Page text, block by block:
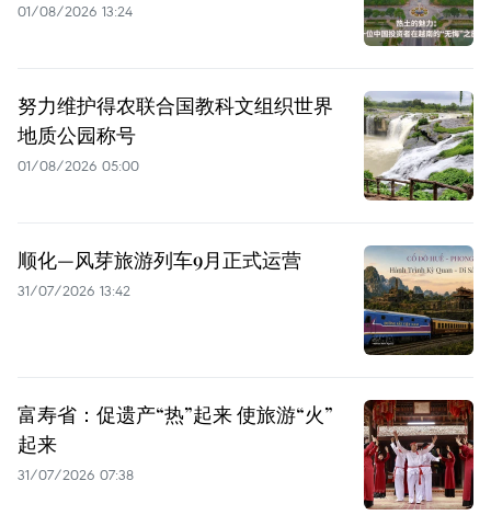
01/08/2026 13:24
努力维护得农联合国教科文组织世界
地质公园称号
01/08/2026 05:00
顺化—风芽旅游列车9月正式运营
31/07/2026 13:42
富寿省：促遗产“热”起来 使旅游“火”
起来
31/07/2026 07:38